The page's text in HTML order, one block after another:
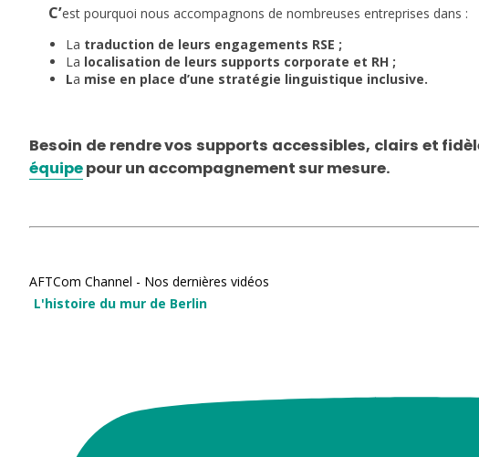
C’est pourquoi nous accompagnons de nombreuses entreprises dans :
La traduction de leurs engagements RSE ;
La localisation de leurs supports corporate et RH ;
La mise en place d’une stratégie linguistique inclusive.
Besoin de rendre vos supports accessibles, clairs et
équipepour un accompagnement sur mesure.
AFTCom Channel - Nos dernières vidéos
L'histoire du mur de Berlin